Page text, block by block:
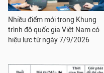
Nhiều điểm mới trong Khung
trình độ quốc gia Việt Nam có
hiệu lực từ ngày 7/9/2026